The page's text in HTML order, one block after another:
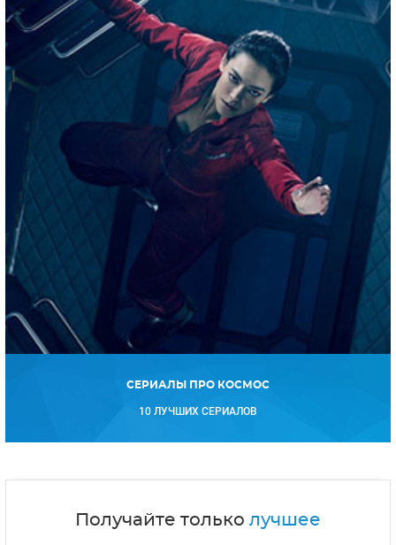
СЕРИАЛЫ ПРО КОСМОС
10 ЛУЧШИХ СЕРИАЛОВ
Получайте только лучшее